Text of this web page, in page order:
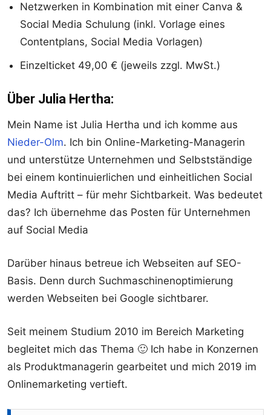
Netzwerken in Kombination mit einer Canva &
Social Media Schulung (inkl. Vorlage eines
Contentplans, Social Media Vorlagen)
Einzelticket 49,00 € (jeweils zzgl. MwSt.)
Über Julia Hertha:
Mein Name ist Julia Hertha und ich komme aus
Nieder-Olm. Ich bin Online-Marketing-Managerin
und unterstütze Unternehmen und Selbstständige
bei einem kontinuierlichen und einheitlichen Social
Media Auftritt – für mehr Sichtbarkeit. Was bedeutet
das? Ich übernehme das Posten für Unternehmen
auf Social Media
Darüber hinaus betreue ich Webseiten auf SEO-
Basis. Denn durch Suchmaschinenoptimierung
werden Webseiten bei Google sichtbarer.
Seit meinem Studium 2010 im Bereich Marketing
begleitet mich das Thema 🙂 Ich habe in Konzernen
als Produktmanagerin gearbeitet und mich 2019 im
Onlinemarketing vertieft.